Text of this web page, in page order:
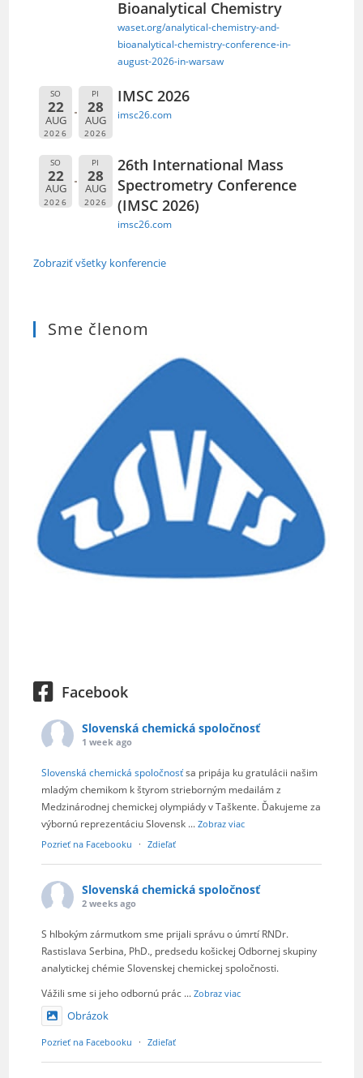
Bioanalytical Chemistry
waset.org/analytical-chemistry-and-
bioanalytical-chemistry-conference-in-
august-2026-in-warsaw
SO
22
AUG
2026
PI
28
AUG
2026
IMSC 2026
imsc26.com
SO
22
AUG
2026
PI
28
AUG
2026
26th International Mass
Spectrometry Conference
(IMSC 2026)
imsc26.com
Zobraziť všetky konferencie
Sme členom
Facebook
Slovenská chemická spoločnosť
1 week ago
Slovenská chemická spoločnosťsa pripája ku gratulácii našim
mladým chemikom k štyrom strieborným medailám z
Medzinárodnej chemickej olympiády v Taškente. Ďakujeme za
výbornú reprezentáciu Slovensk ...Zobraz viac
Pozrieť na Facebooku
· Zdieľať
Slovenská chemická spoločnosť
2 weeks ago
S hlbokým zármutkom sme prijali správu o úmrtí RNDr.
Rastislava Serbina, PhD., predsedu košickej Odbornej skupiny
analytickej chémie Slovenskej chemickej spoločnosti.
Vážili sme si jeho odbornú prác ...Zobraz viac
Obrázok
Pozrieť na Facebooku · Zdieľať